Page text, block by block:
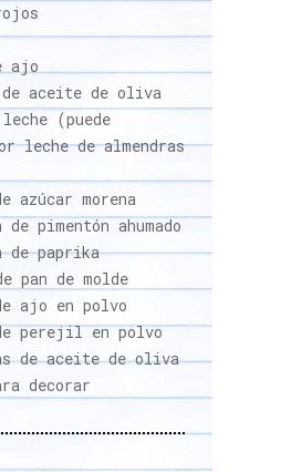
ajo
aceite de oliva
(puede
leche de almendras
azúcar morena
pimentón ahumado
de paprika
pan de molde
ajo en polvo
perejil en polvo
de aceite de oliva
decorar